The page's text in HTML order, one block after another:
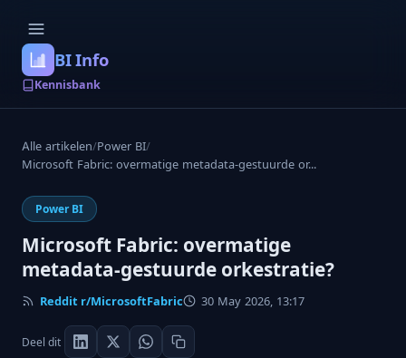
BI Info
Kennisbank
Alle artikelen/Power BI/
Microsoft Fabric: overmatige metadata-gestuurde or...
Power BI
Microsoft Fabric: overmatige
metadata-gestuurde orkestratie?
Reddit r/MicrosoftFabric 30 May 2026, 13:17
Deel dit